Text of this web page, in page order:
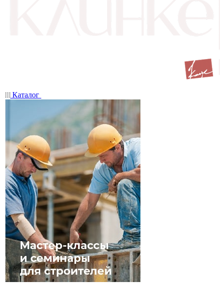
Каталог